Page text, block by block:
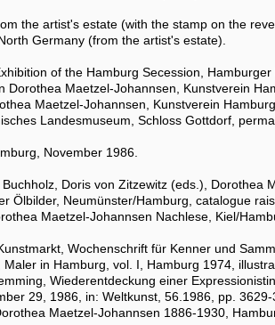
the artist's estate (with the stamp on the
Germany (from the artist's estate).
of the Hamburg Secession, Hamburger
Dorothea Maetzel-Johannsen, Kunstverein
Maetzel-Johannsen, Kunstverein
Landesmuseum, Schloss Gottdorf,
November 1986.
Buchholz, Doris von Zitzewitz (eds.), Dorothea
Ölbilder, Neumünster/Hamburg, catalogue
Maetzel-Johannsen Nachlese, Kiel/
Wochenschrift für Kenner und
Maler in Hamburg, vol. I, Hamburg 1974,
Wiederentdeckung einer
29, 1986, in: Weltkunst, 56.1986, pp. 3629-
Maetzel-Johannsen 1886-1930,